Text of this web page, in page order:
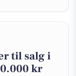
til salg i
kr